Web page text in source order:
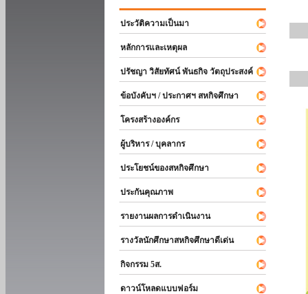
ประวัติความเป็นมา
หลักการและเหตุผล
ปรัชญา วิสัยทัศน์ พันธกิจ วัตถุประสงค์
ข้อบังคับฯ / ประกาศฯ สหกิจศึกษา
โครงสร้างองค์กร
ผู้บริหาร / บุคลากร
ประโยชน์ของสหกิจศึกษา
ประกันคุณภาพ
รายงานผลการดำเนินงาน
รางวัลนักศึกษาสหกิจศึกษาดีเด่น
กิจกรรม 5ส.
ดาวน์โหลดแบบฟอร์ม